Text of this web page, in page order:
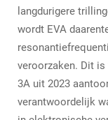
langdurigere
wordt EVA
veroorzaken. Dit is
3A uit 2023
verantwoordelijk